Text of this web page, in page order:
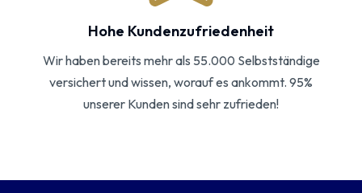
Hohe Kundenzufriedenheit
Wir haben bereits mehr als 55.000 Selbstständige
versichert und wissen, worauf es ankommt. 95%
unserer Kunden sind sehr zufrieden!